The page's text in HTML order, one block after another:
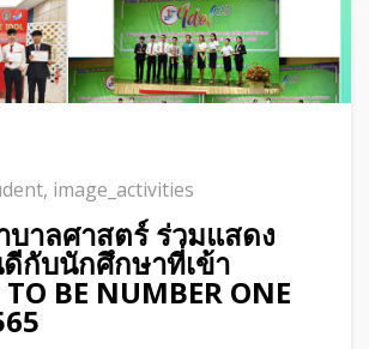
, image_activities
าลศาสตร์ ร่วมแสดง
กับนักศึกษาที่เข้า
BE NUMBER ONE